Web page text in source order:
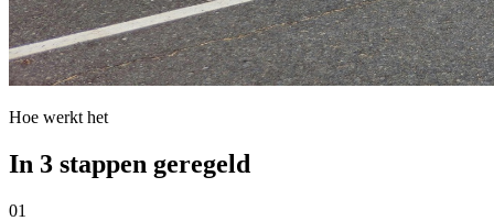
Hoe werkt het
In 3 stappen geregeld
01